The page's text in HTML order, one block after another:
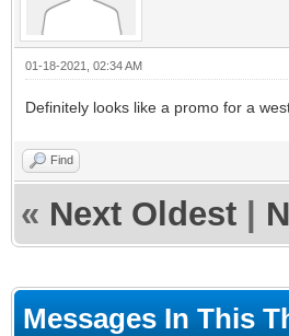
01-18-2021, 02:34 AM
Definitely looks like a promo for a
Find
« Next Oldest
Messages In This